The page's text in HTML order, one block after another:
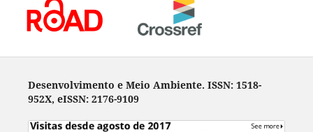
Desenvolvimento e Meio Ambiente. ISSN: 1518-
952X, eISSN: 2176-9109